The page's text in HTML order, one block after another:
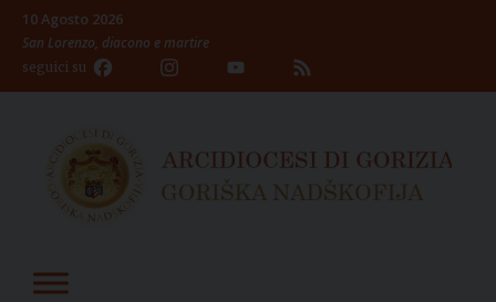
Skip
content
10 Agosto 2026
San Lorenzo, diacono e martire
seguici su Facebook InstagramYouTube
Channel